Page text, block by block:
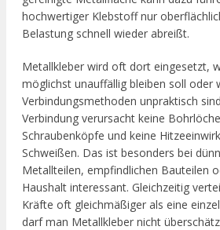
hochwertiger Klebstoff nur
Belastung schnell wieder abreißt.
Metallkleber wird oft dort eingesetzt,
möglichst unauffällig bleiben soll oder
Verbindungsmethoden unpraktisch
Verbindung verursacht keine
Schraubenköpfe und keine
Schweißen. Das ist besonders bei
Metallteilen, empfindlichen Bauteilen
Haushalt interessant. Gleichzeitig
Kräfte oft gleichmäßiger als eine
darf man Metallkleber nicht